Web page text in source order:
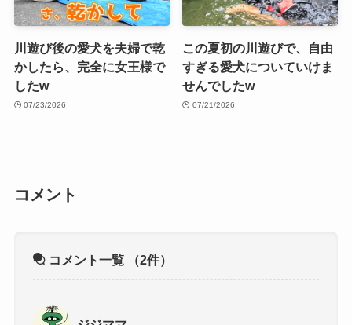
川遊び後の愛犬を夫婦で乾
かしたら、完全に女王様で
したw
07/23/2026
この夏初の川遊びで、自由
すぎる愛犬についていけま
せんでしたw
07/21/2026
コメント
コメント一覧 （2件）